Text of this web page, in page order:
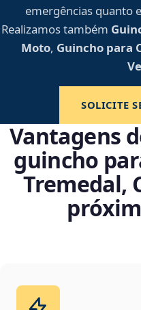
emergências quanto
Realizamos também
Moto, Guincho para
SOLICITE
Vantagens
guincho
Tremedal,